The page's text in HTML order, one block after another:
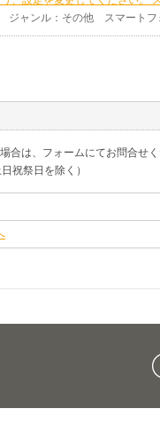
ャンル：その他 スマート
合は、フォームにてお問合せ
祝祭日を除く）